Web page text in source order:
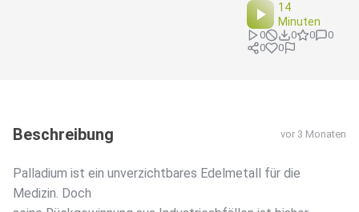
14
Minuten
0 0 0
0
0
0
Beschreibung vor 3 Monaten
Palladium ist ein unverzichtbares Edelmetall für die
Medizin. Doch